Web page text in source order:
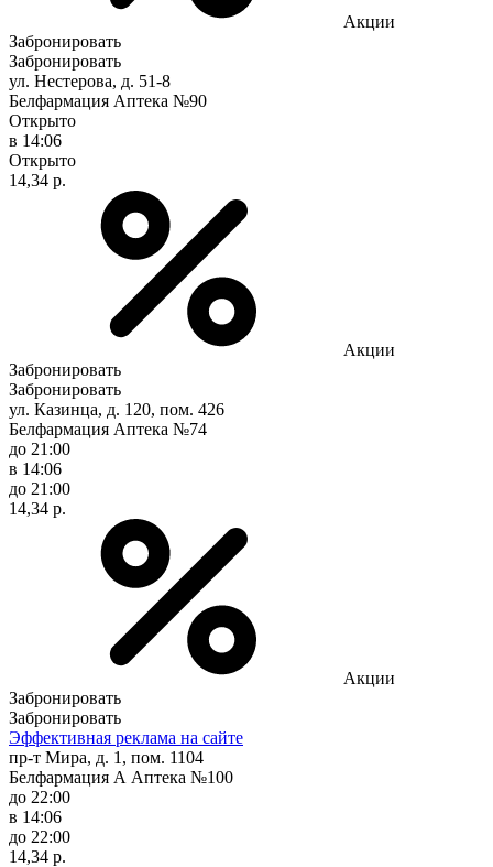
Акции
Забронировать
Забронировать
ул. Нестерова, д. 51-8
Белфармация Аптека №90
Открыто
в 14:06
Открыто
14,34 р.
Акции
Забронировать
Забронировать
ул. Казинца, д. 120, пом. 426
Белфармация Аптека №74
до 21:00
в 14:06
до 21:00
14,34 р.
Акции
Забронировать
Забронировать
Эффективная реклама на сайте
пр-т Мира, д. 1, пом. 1104
Белфармация А Аптека №100
до 22:00
в 14:06
до 22:00
14,34 р.